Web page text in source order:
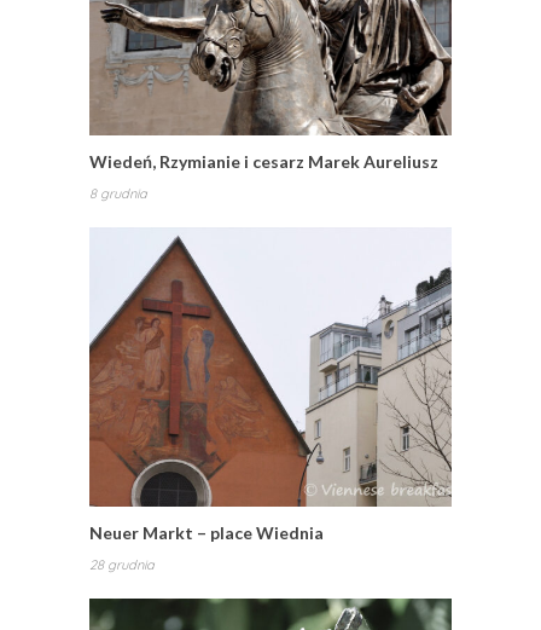
Wiedeń, Rzymianie i cesarz Marek Aureliusz
8 grudnia
Neuer Markt – place Wiednia
28 grudnia